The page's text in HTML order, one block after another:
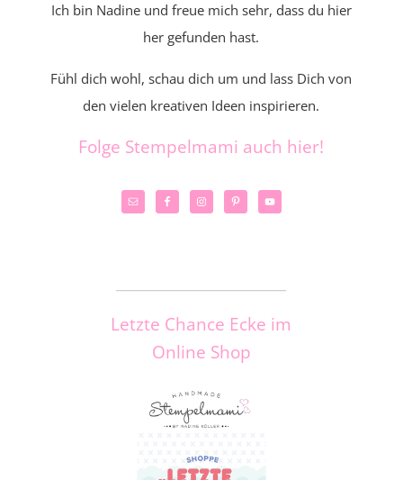
Ich bin Nadine und freue mich sehr, dass du hier
her gefunden hast.
Fühl dich wohl, schau dich um und lass Dich von
den vielen kreativen Ideen inspirieren.
Folge Stempelmami auch hier!
Letzte Chance Ecke im
Online Shop